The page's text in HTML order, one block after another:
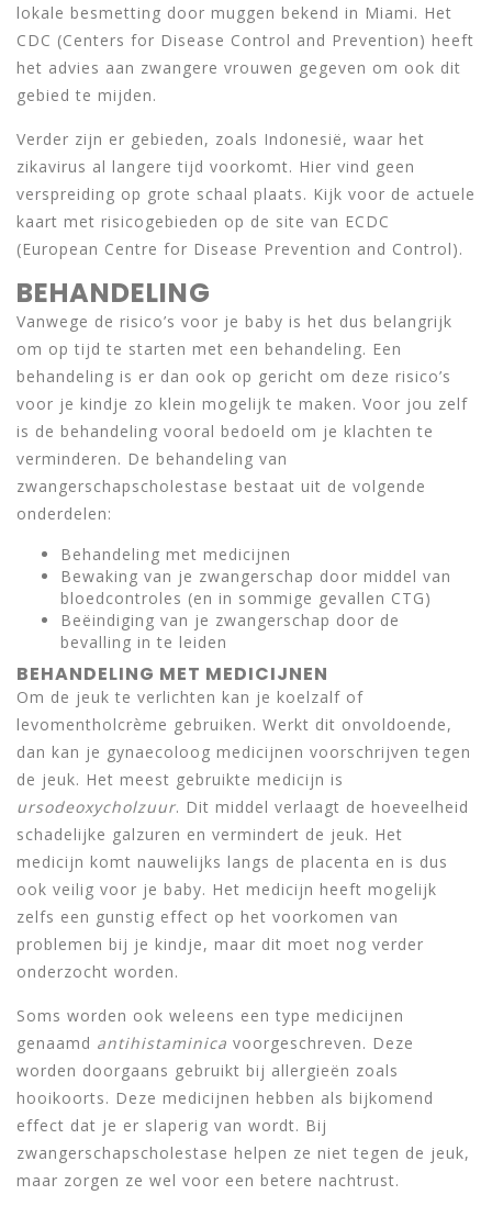
lokale besmetting door muggen bekend in Miami. Het
CDC (Centers for Disease Control and Prevention) heeft
het advies aan zwangere vrouwen gegeven om ook dit
gebied te mijden.
Verder zijn er gebieden, zoals Indonesië, waar het
zikavirus al langere tijd voorkomt. Hier vind geen
verspreiding op grote schaal plaats. Kijk voor de actuele
kaart met risicogebieden op de site van ECDC
(European Centre for Disease Prevention and Control).
BEHANDELING
Vanwege de risico’s voor je baby is het dus belangrijk
om op tijd te starten met een behandeling. Een
behandeling is er dan ook op gericht om deze risico’s
voor je kindje zo klein mogelijk te maken. Voor jou zelf
is de behandeling vooral bedoeld om je klachten te
verminderen. De behandeling van
zwangerschapscholestase bestaat uit de volgende
onderdelen:
Behandeling met medicijnen
Bewaking van je zwangerschap door middel van
bloedcontroles (en in sommige gevallen CTG)
Beëindiging van je zwangerschap door de
bevalling in te leiden
BEHANDELING MET MEDICIJNEN
Om de jeuk te verlichten kan je koelzalf of
levomentholcrème gebruiken. Werkt dit onvoldoende,
dan kan je gynaecoloog medicijnen voorschrijven tegen
de jeuk. Het meest gebruikte medicijn is
ursodeoxycholzuur. Dit middel verlaagt de hoeveelheid
schadelijke galzuren en vermindert de jeuk. Het
medicijn komt nauwelijks langs de placenta en is dus
ook veilig voor je baby. Het medicijn heeft mogelijk
zelfs een gunstig effect op het voorkomen van
problemen bij je kindje, maar dit moet nog verder
onderzocht worden.
Soms worden ook weleens een type medicijnen
genaamd antihistaminica voorgeschreven. Deze
worden doorgaans gebruikt bij allergieën zoals
hooikoorts. Deze medicijnen hebben als bijkomend
effect dat je er slaperig van wordt. Bij
zwangerschapscholestase helpen ze niet tegen de jeuk,
maar zorgen ze wel voor een betere nachtrust.